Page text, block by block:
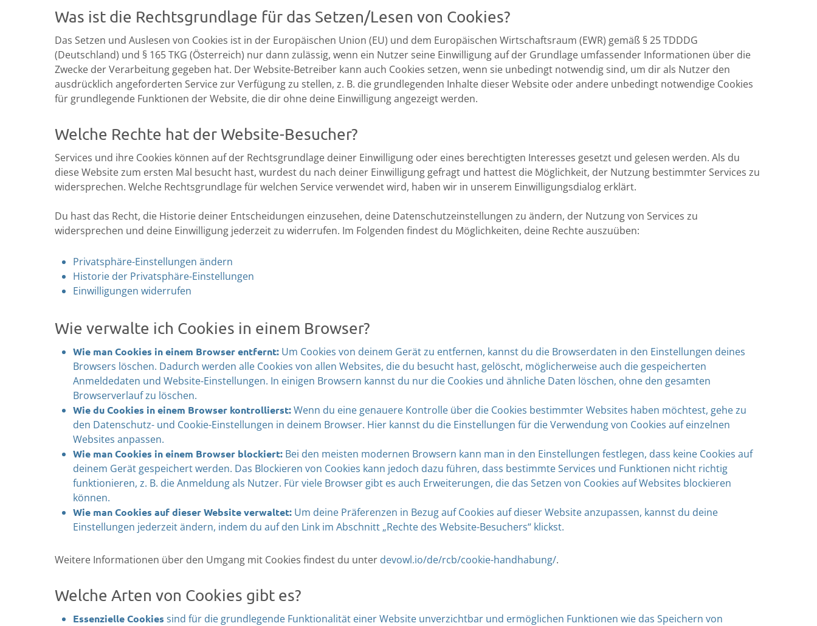
Was ist die Rechtsgrundlage für das Setzen/Lesen von Cookies?
Das Setzen und Auslesen von Cookies ist in der Europäischen Union (EU) und dem Europäischen Wirtschaftsraum (EWR) gemäß § 25 TDDDG
(Deutschland) und § 165 TKG (Österreich) nur dann zulässig, wenn ein Nutzer seine Einwilligung auf der Grundlage umfassender Informationen über die
Zwecke der Verarbeitung gegeben hat. Der Website-Betreiber kann auch Cookies setzen, wenn sie unbedingt notwendig sind, um dir als Nutzer den
ausdrücklich angeforderten Service zur Verfügung zu stellen, z. B. die grundlegenden Inhalte dieser Website oder andere unbedingt notwendige Cookies
für grundlegende Funktionen der Website, die dir ohne deine Einwilligung angezeigt werden.
Welche Rechte hat der Website-Besucher?
Services und ihre Cookies können auf der Rechtsgrundlage deiner Einwilligung oder eines berechtigten Interesses gesetzt und gelesen werden. Als du
diese Website zum ersten Mal besucht hast, wurdest du nach deiner Einwilligung gefragt und hattest die Möglichkeit, der Nutzung bestimmter Services zu
widersprechen. Welche Rechtsgrundlage für welchen Service verwendet wird, haben wir in unserem Einwilligungsdialog erklärt.
Du hast das Recht, die Historie deiner Entscheidungen einzusehen, deine Datenschutzeinstellungen zu ändern, der Nutzung von Services zu
widersprechen und deine Einwilligung jederzeit zu widerrufen. Im Folgenden findest du Möglichkeiten, deine Rechte auszuüben:
Privatsphäre-Einstellungen ändern
Historie der Privatsphäre-Einstellungen
Einwilligungen widerrufen
Wie verwalte ich Cookies in einem Browser?
Wie man Cookies in einem Browser entfernt: Um Cookies von deinem Gerät zu entfernen, kannst du die Browserdaten in den Einstellungen deines
Browsers löschen. Dadurch werden alle Cookies von allen Websites, die du besucht hast, gelöscht, möglicherweise auch die gespeicherten
Anmeldedaten und Website-Einstellungen. In einigen Browsern kannst du nur die Cookies und ähnliche Daten löschen, ohne den gesamten
Browserverlauf zu löschen.
Wie du Cookies in einem Browser kontrollierst:Wenn du eine genauere Kontrolle über die Cookies bestimmter Websites haben möchtest, gehe zu
den Datenschutz- und Cookie-Einstellungen in deinem Browser. Hier kannst du die Einstellungen für die Verwendung von Cookies auf einzelnen
Websites anpassen.
Wie man Cookies in einem Browser blockiert: Bei den meisten modernen Browsern kann man in den Einstellungen festlegen, dass keine Cookies auf
deinem Gerät gespeichert werden. Das Blockieren von Cookies kann jedoch dazu führen, dass bestimmte Services und Funktionen nicht richtig
funktionieren, z. B. die Anmeldung als Nutzer. Für viele Browser gibt es auch Erweiterungen, die das Setzen von Cookies auf Websites blockieren
können.
Wie man Cookies auf dieser Website verwaltet: Um deine Präferenzen in Bezug auf Cookies auf dieser Website anzupassen, kannst du deine
Einstellungen jederzeit ändern, indem du auf den Link im Abschnitt „Rechte des Website-Besuchers“ klickst.
Weitere Informationen über den Umgang mit Cookies findest du unter devowl.io/de/rcb/cookie-handhabung/.
Welche Arten von Cookies gibt es?
Essenzielle Cookies sind für die grundlegende Funktionalität einer Website unverzichtbar und ermöglichen Funktionen wie das Speichern von